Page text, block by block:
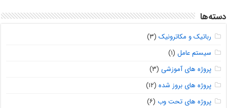
دسته‌ها
رباتیک و مکاترونیک (۳)
سیستم عامل (۱)
پروژه های آموزشی (۳)
پروژه های بروز شده (۱۲)
پروژه های تحت وب (۶)